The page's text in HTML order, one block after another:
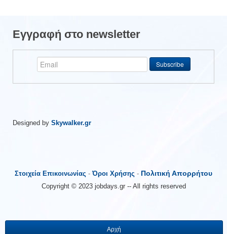
Εγγραφή στο newsletter
Designed by Skywalker.gr
Στοιχεία Επικοινωνίας -Όροι Χρήσης - Πολιτική Απορρήτου
Copyright © 2023 jobdays.gr -- All rights reserved
Αρχή